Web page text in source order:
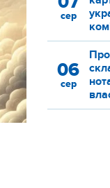
сер
06
сер